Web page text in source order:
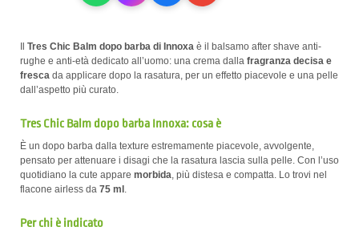
Tres Chic Balm dopo barba di Innoxa è il balsamo after shave anti-
rughe e anti-età dedicato all’uomo: una crema dalla fragranza decisa e
fresca da applicare dopo la rasatura, per un effetto piacevole e una pelle
dall’aspetto più curato.
Tres Chic Balm dopo barba Innoxa: cosa è
È un dopo barba dalla texture estremamente piacevole, avvolgente,
pensato per attenuare i disagi che la rasatura lascia sulla pelle. Con l’uso
quotidiano la cute appare morbida, più distesa e compatta. Lo trovi nel
flacone airless da 75 ml .
Per chi è indicato